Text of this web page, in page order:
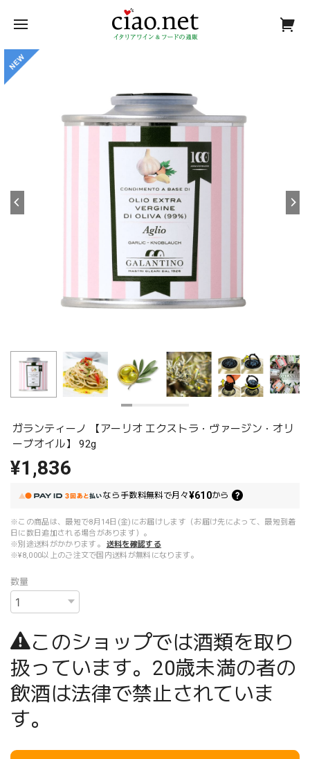
ガランティーノ 【アーリオ エクストラ・ヴァージン・オリ
ーブオイル】 92g
¥1,836
なら 手数料無料で月々¥610から
※この商品は、最短で8月14日(金)にお届けします（お届け先によって、最短到着
日に数日追加される場合があります）。
※別途送料がかかります。
送料を確認する
※¥8,000以上のご注文で国内送料が無料になります。
数量
このショップでは酒類を取り
扱っています。20歳未満の者の
飲酒は法律で禁止されていま
す。